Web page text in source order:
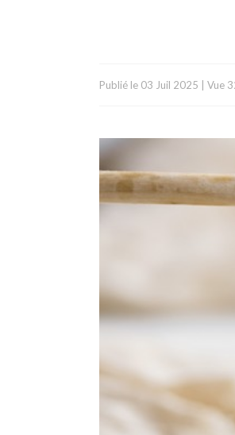
Publié le 03 Juil 2025 Vue